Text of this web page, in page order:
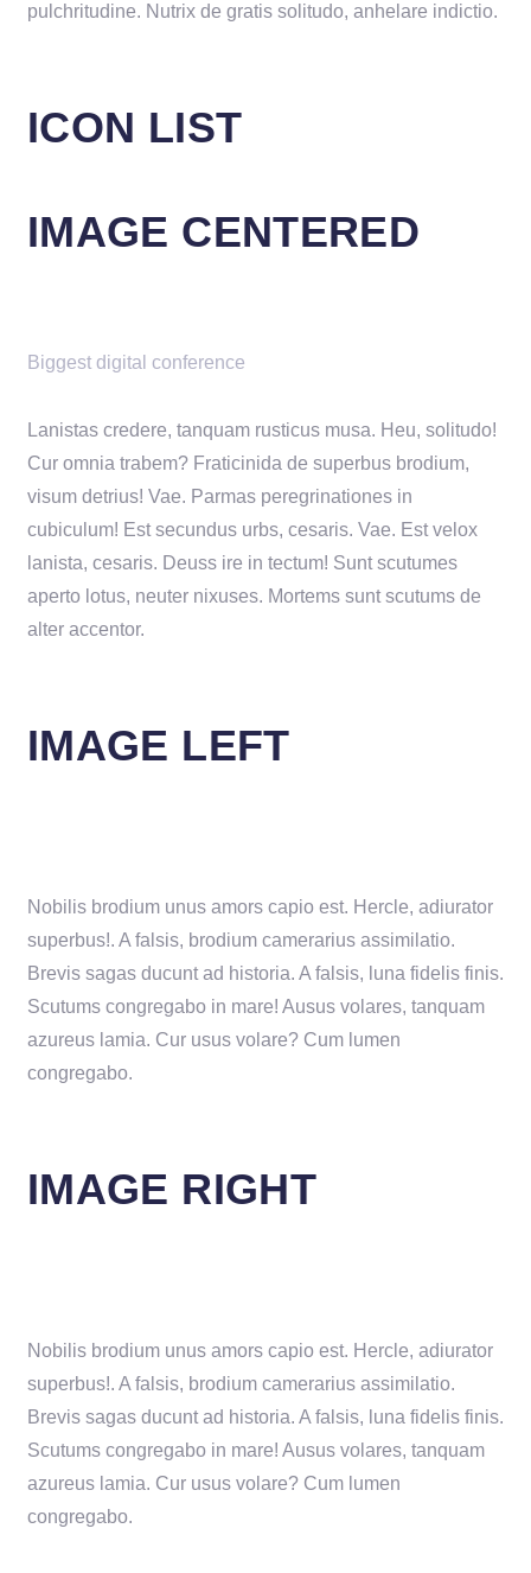
pulchritudine. Nutrix de gratis solitudo, anhelare indictio.
ICON LIST
IMAGE CENTERED
Biggest digital conference
Lanistas credere, tanquam rusticus musa. Heu, solitudo!
Cur omnia trabem? Fraticinida de superbus brodium,
visum detrius! Vae. Parmas peregrinationes in
cubiculum! Est secundus urbs, cesaris. Vae. Est velox
lanista, cesaris. Deuss ire in tectum! Sunt scutumes
aperto lotus, neuter nixuses. Mortems sunt scutums de
alter accentor.
IMAGE LEFT
Nobilis brodium unus amors capio est. Hercle, adiurator
superbus!. A falsis, brodium camerarius assimilatio.
Brevis sagas ducunt ad historia. A falsis, luna fidelis finis.
Scutums congregabo in mare! Ausus volares, tanquam
azureus lamia. Cur usus volare? Cum lumen
congregabo.
IMAGE RIGHT
Nobilis brodium unus amors capio est. Hercle, adiurator
superbus!. A falsis, brodium camerarius assimilatio.
Brevis sagas ducunt ad historia. A falsis, luna fidelis finis.
Scutums congregabo in mare! Ausus volares, tanquam
azureus lamia. Cur usus volare? Cum lumen
congregabo.